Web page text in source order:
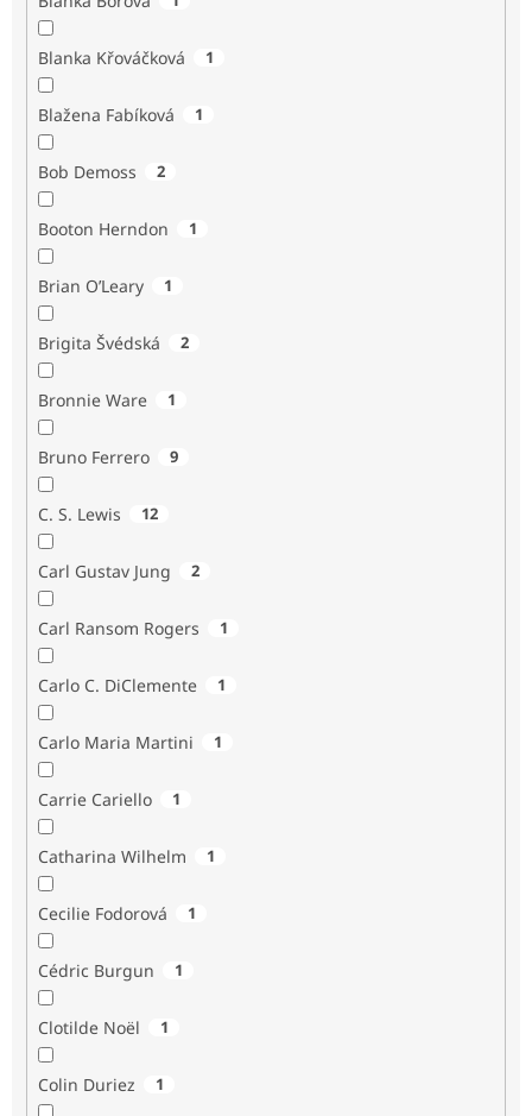
Blanka Křováčková 1
Blažena Fabíková 1
Bob Demoss 2
Booton Herndon 1
Brian O’Leary 1
Brigita Švédská 2
Bronnie Ware 1
Bruno Ferrero 9
C. S. Lewis 12
Carl Gustav Jung 2
Carl Ransom Rogers 1
Carlo C. DiClemente 1
Carlo Maria Martini 1
Carrie Cariello 1
Catharina Wilhelm 1
Cecilie Fodorová 1
Cédric Burgun 1
Clotilde Noël 1
Colin Duriez 1